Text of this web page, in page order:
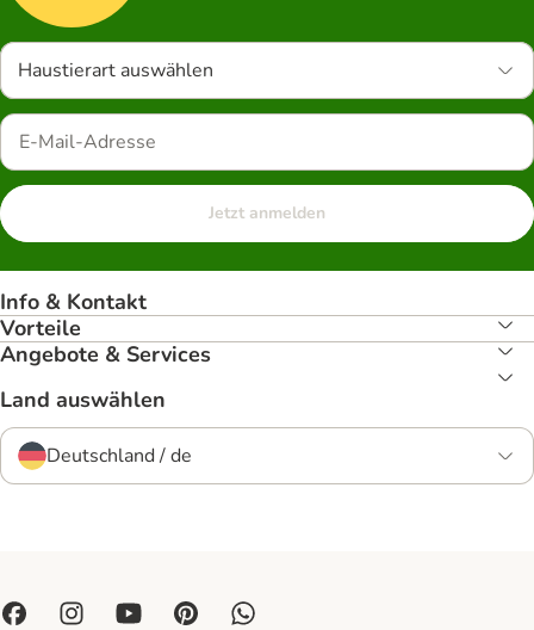
Haustierart auswählen
Jetzt anmelden
Info & Kontakt
Vorteile
Angebote & Services
Land auswählen
Deutschland / de